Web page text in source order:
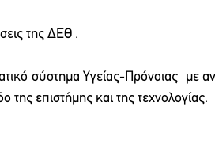
της ΔΕΘ .
σύστημα Υγείας-Πρόνοιας  με
επιστήμης και της τεχνολογίας.